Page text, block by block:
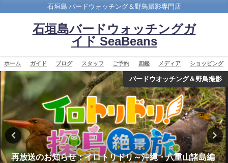
石垣島 バードウォッチング＆野鳥撮影専門店
石垣島バードウォッチングガ
イド SeaBeans
ホーム ガイド ブログ スタッフ ご予約 図鑑 メディア ショッピング
バードウオッチング＆野鳥撮影
再放送のお知らせ：イロトリドリ～沖縄・八重山諸島編